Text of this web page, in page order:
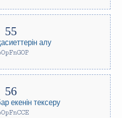
алу
екенін тексеру